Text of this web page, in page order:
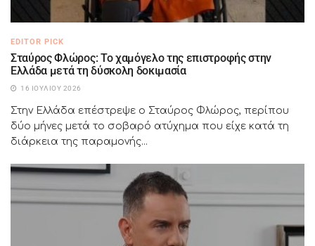
EDITOR PICK
Σταύρος Φλώρος: Το χαμόγελο της επιστροφής στην
Ελλάδα μετά τη δύσκολη δοκιμασία
16 ΙΟΥΛΊΟΥ 2026
Στην Ελλάδα επέστρεψε ο Σταύρος Φλώρος, περίπου
δύο μήνες μετά το σοβαρό ατύχημα που είχε κατά τη
διάρκεια της παραμονής...